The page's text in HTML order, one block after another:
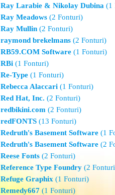
Ray Larabie & Nikolay Dubina (1
Ray Meadows (2 Fonturi)
Ray Mullin (2 Fonturi)
raymond brekelmans (2 Fonturi)
RB59.COM Software (1 Fonturi)
RBi (1 Fonturi)
Re-Type (1 Fonturi)
Rebecca Alaccari (1 Fonturi)
Red Hat, Inc. (2 Fonturi)
redbikini.com (2 Fonturi)
redFONTS (13 Fonturi)
Redruth's Basement Software (1
Redruth's Basement Software (2
Reese Fonts (2 Fonturi)
Reference Type Foundry (2
Refuge Graphix (1 Fonturi)
Remedy667 (1 Fonturi)